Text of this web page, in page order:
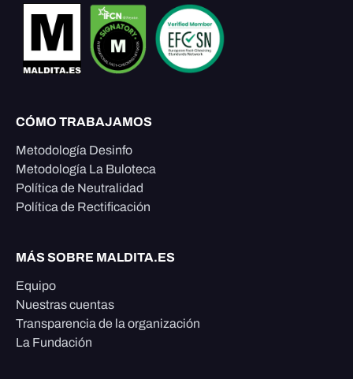
CÓMO TRABAJAMOS
Metodología Desinfo
Metodología La Buloteca
Política de Neutralidad
Política de Rectificación
MÁS SOBRE MALDITA.ES
Equipo
Nuestras cuentas
Transparencia de la organización
La Fundación